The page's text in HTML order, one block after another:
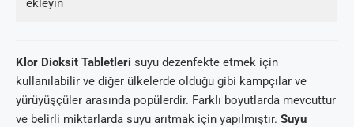
ekleyin
Klor Dioksit Tabletleri suyu dezenfekte etmek için
kullanılabilir ve diğer ülkelerde olduğu gibi kampçılar ve
yürüyüşçüler arasında popülerdir. Farklı boyutlarda mevcuttur
ve belirli miktarlarda suyu arıtmak için yapılmıştır. Suyu